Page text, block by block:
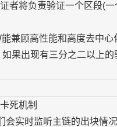
者将负责验证一个区段(
兼顾高性能和高度去中心
果出现有三分之二以上
死机制
实时监听主链的出块情